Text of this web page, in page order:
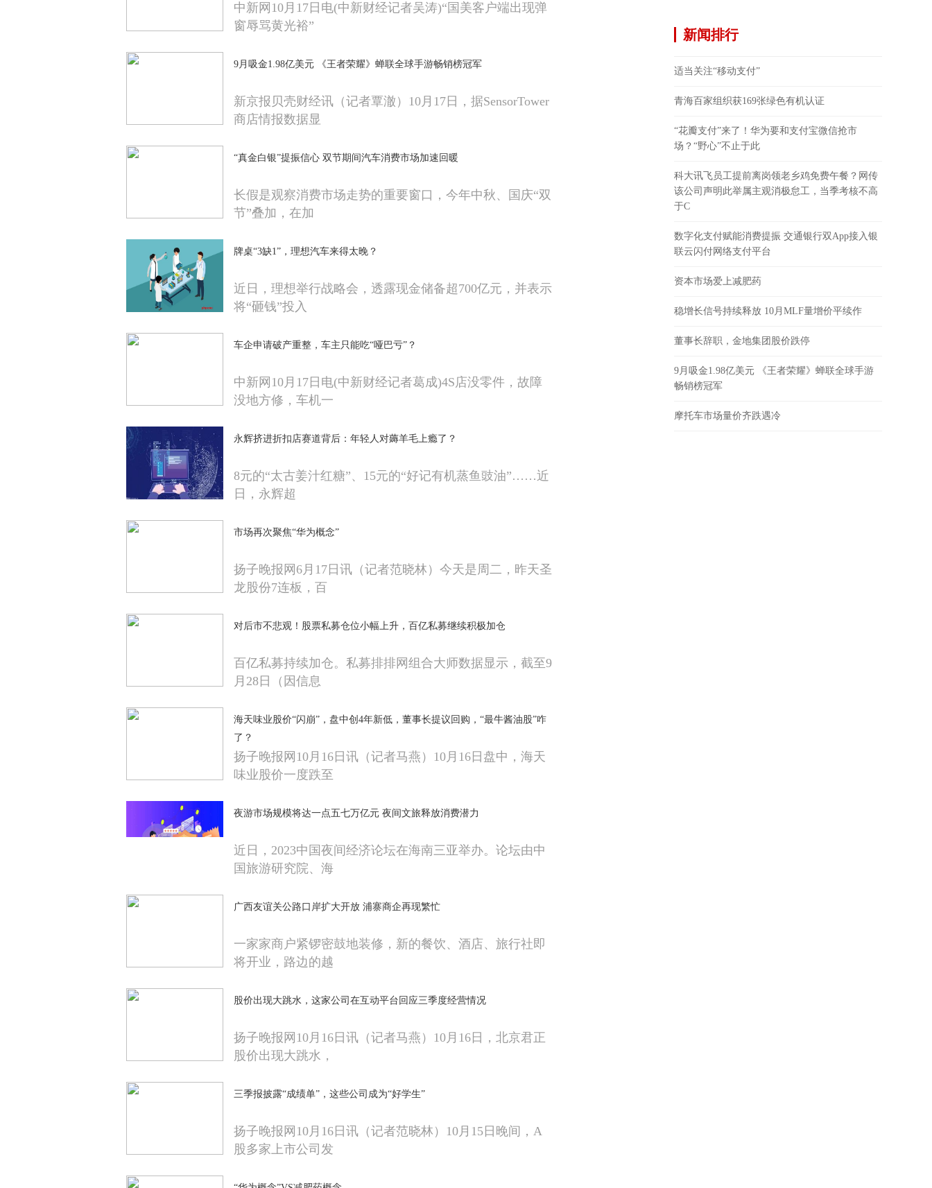
中新网10月17日电(中新财经记者吴涛)“国美客户端出现弹
窗辱骂黄光裕”
9月吸金1.98亿美元 《王者荣耀》蝉联全球手游畅销榜冠军
新京报贝壳财经讯（记者覃澈）10月17日，据SensorTower
商店情报数据显
“真金白银”提振信心 双节期间汽车消费市场加速回暖
长假是观察消费市场走势的重要窗口，今年中秋、国庆“双
节”叠加，在加
牌桌“3缺1”，理想汽车来得太晚？
近日，理想举行战略会，透露现金储备超700亿元，并表示
将“砸钱”投入
车企申请破产重整，车主只能吃“哑巴亏”？
中新网10月17日电(中新财经记者葛成)4S店没零件，故障
没地方修，车机一
永辉挤进折扣店赛道背后：年轻人对薅羊毛上瘾了？
8元的“太古姜汁红糖”、15元的“好记有机蒸鱼豉油”……近
日，永辉超
市场再次聚焦“华为概念”
扬子晚报网6月17日讯（记者范晓林）今天是周二，昨天圣
龙股份7连板，百
对后市不悲观！股票私募仓位小幅上升，百亿私募继续积极加仓
百亿私募持续加仓。私募排排网组合大师数据显示，截至9
月28日（因信息
海天味业股价“闪崩”，盘中创4年新低，董事长提议回购，“最牛酱油股”咋
了？
扬子晚报网10月16日讯（记者马燕）10月16日盘中，海天
味业股价一度跌至
夜游市场规模将达一点五七万亿元 夜间文旅释放消费潜力
近日，2023中国夜间经济论坛在海南三亚举办。论坛由中
国旅游研究院、海
广西友谊关公路口岸扩大开放 浦寨商企再现繁忙
一家家商户紧锣密鼓地装修，新的餐饮、酒店、旅行社即
将开业，路边的越
股价出现大跳水，这家公司在互动平台回应三季度经营情况
扬子晚报网10月16日讯（记者马燕）10月16日，北京君正
股价出现大跳水，
三季报披露“成绩单”，这些公司成为“好学生”
扬子晚报网10月16日讯（记者范晓林）10月15日晚间，A
股多家上市公司发
新闻排行
适当关注“移动支付”
青海百家组织获169张绿色有机认证
“花瓣支付”来了！华为要和支付宝微信抢市
场？“野心”不止于此
科大讯飞员工提前离岗领老乡鸡免费午餐？网传
该公司声明此举属主观消极怠工，当季考核不高
于C
数字化支付赋能消费提振 交通银行双App接入银
联云闪付网络支付平台
资本市场爱上减肥药
稳增长信号持续释放 10月MLF量增价平续作
董事长辞职，金地集团股价跌停
9月吸金1.98亿美元 《王者荣耀》蝉联全球手游
畅销榜冠军
摩托车市场量价齐跌遇冷